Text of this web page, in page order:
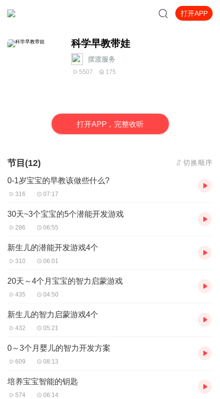
打开APP
科学早教带娃
摆渡服务
5507 175
打开APP，完整收听
节目(12) 切换顺序
0-1岁宝宝的早教该做些什么?
316 07:17
30天~3个宝宝的5个潜能开发游戏
286 06:55
新生儿的潜能开发游戏4个
310 06:01
20天～4个月宝宝的智力启蒙游戏
435 04:50
新生儿的智力启蒙游戏4个
432 05:21
0～3个月婴儿的智力开发方案
609 08:13
培养宝宝智能的钥匙
574 06:14